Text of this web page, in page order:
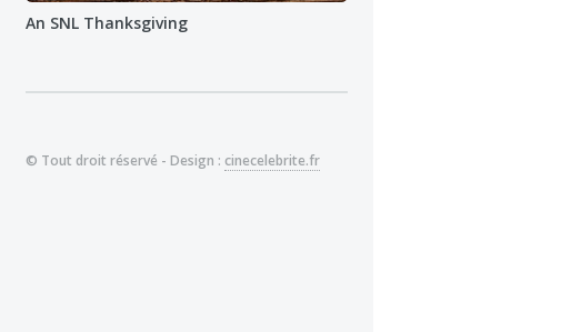
An SNL Thanksgiving
© Tout droit réservé - Design : cinecelebrite.fr